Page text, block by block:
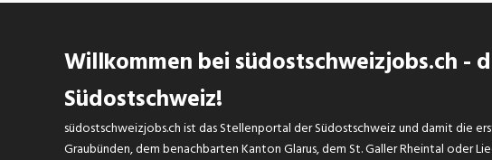
Willkommen bei südostschweizjobs.ch -
Südostschweiz!
südostschweizjobs.ch ist das Stellenportal der Südostschweiz und damit die
Graubünden, dem benachbarten Kanton Glarus, dem St. Galler Rheintal oder